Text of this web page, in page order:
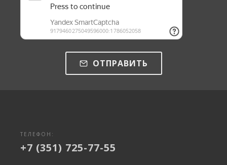
ОТПРАВИТЬ
ТЕЛЕФОН:
+7 (351) 725-77-55